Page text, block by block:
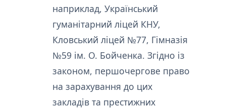
наприклад, Український
гуманітарний ліцей КНУ,
Кловський ліцей №77, Гімназія
№59 ім. О. Бойченка. Згідно із
законом, першочергове право
на зарахування до цих
закладів та престижних